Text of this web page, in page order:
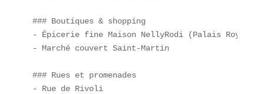
### Boutiques & shopping
- Épicerie fine Maison NellyRodi (Palais Royal)
- Marché couvert Saint-Martin
### Rues et promenades
- Rue de Rivoli